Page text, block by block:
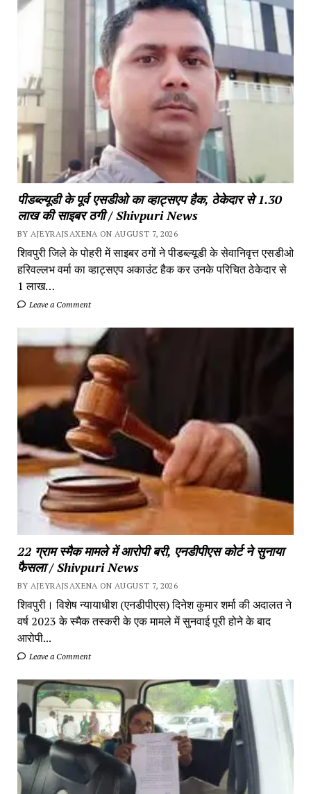
पीडब्ल्यूडी के पूर्व एसडीओ का व्हाट्सएप हैक, ठेकेदार से 1.30
लाख की साइबर ठगी / Shivpuri News
BY AJEYRAJSAXENA ON AUGUST 7, 2026
शिवपुरी जिले के पोहरी में साइबर ठगों ने पीडब्ल्यूडी के सेवानिवृत्त एसडीओ
हरिवल्लभ वर्मा का व्हाट्सएप अकाउंट हैक कर उनके परिचित ठेकेदार से
1 लाख…
Leave a Comment
22 ग्राम स्मैक मामले में आरोपी बरी, एनडीपीएस कोर्ट ने सुनाया
फैसला / Shivpuri News
BY AJEYRAJSAXENA ON AUGUST 7, 2026
शिवपुरी। विशेष न्यायाधीश (एनडीपीएस) दिनेश कुमार शर्मा की अदालत ने
वर्ष 2023 के स्मैक तस्करी के एक मामले में सुनवाई पूरी होने के बाद
आरोपी...
Leave a Comment